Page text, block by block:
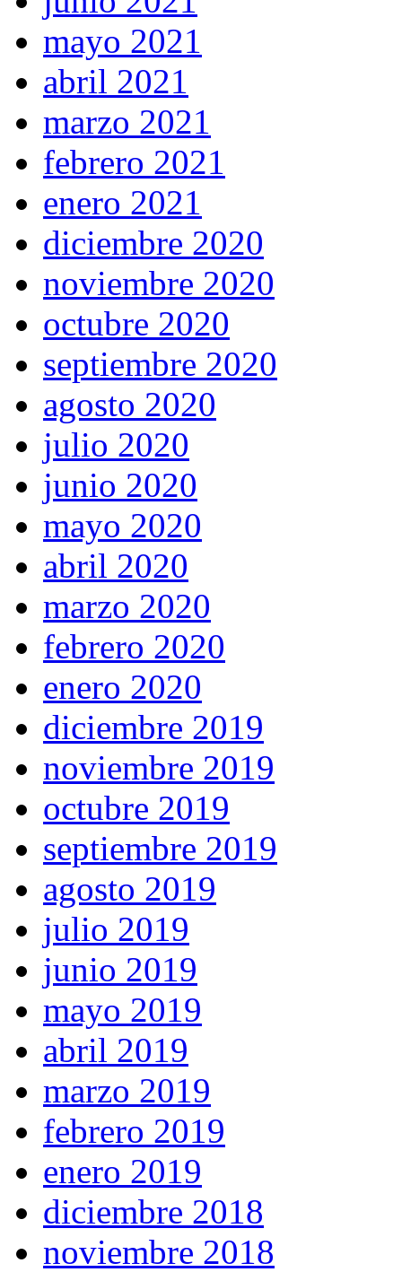
mayo 2021
abril 2021
marzo 2021
febrero 2021
enero 2021
diciembre 2020
noviembre 2020
octubre 2020
septiembre 2020
agosto 2020
julio 2020
junio 2020
mayo 2020
abril 2020
marzo 2020
febrero 2020
enero 2020
diciembre 2019
noviembre 2019
octubre 2019
septiembre 2019
agosto 2019
julio 2019
junio 2019
mayo 2019
abril 2019
marzo 2019
febrero 2019
enero 2019
diciembre 2018
noviembre 2018